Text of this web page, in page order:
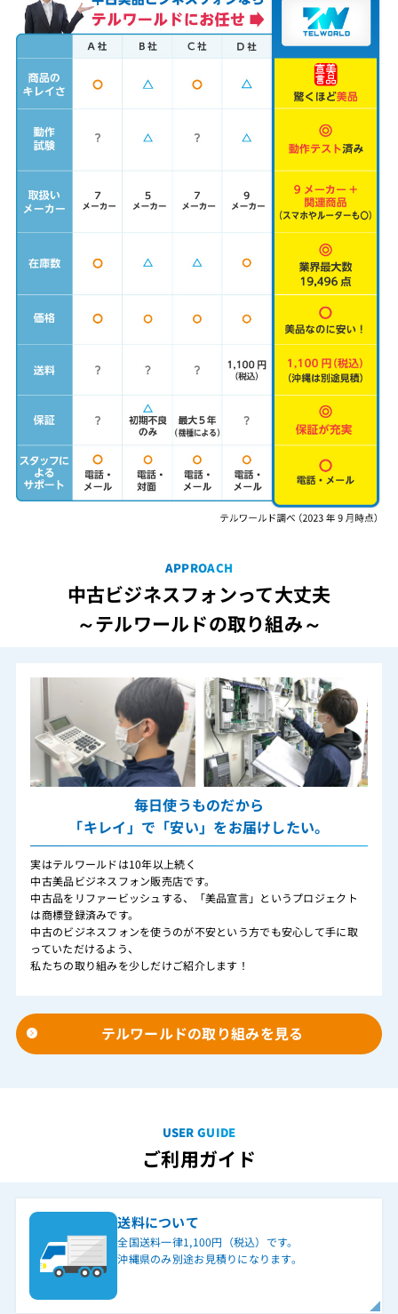
APPROACH
中古ビジネスフォンって大丈夫
～テルワールドの取り組み～
毎日使うものだから
「キレイ」で「安い」をお届けしたい。
実はテルワールドは10年以上続く
中古美品ビジネスフォン販売店です。
中古品をリファービッシュする、「美品宣言」というプロジェクト
は商標登録済みです。
中古のビジネスフォンを使うのが不安という方でも安心して手に取
っていただけるよう、
私たちの取り組みを少しだけご紹介します！
テルワールドの取り組みを見る
USER GUIDE
ご利用ガイド
送料について
全国送料一律1,100円（税込）です。
沖縄県のみ別途お見積りになります。